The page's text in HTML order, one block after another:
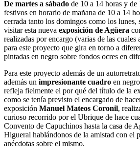
De martes a sábado de 10 a 14 horas y
festivos en horario de mañana de 10 a 14
cerrada tanto los domingos como los lunes,
visitar esta nueva exposición de Agüera
realizadas por encargo (varias de las cuales
para este proyecto que gira en torno a
pintadas en negro sobre fondos ocres en
Para este proyecto además de un
además un impresionante cuadro en
refleja fielmente el por qué del título de la
como se tenía previsto el encargado de
exposición Manuel Mateos Coronil,
curioso recorrido por el Ubrique de hace
Convento de Capuchinos hasta la casa de
Higueral hablándonos de la amistad con el
anécdotas sobre el mismo.